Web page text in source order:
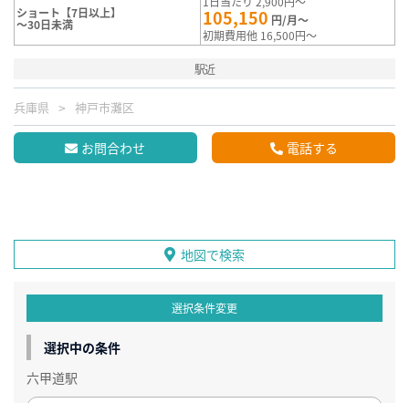
ショート【7日以上】
～30日未満 105,150 円/月～
初期費用他 16,500円～
駅近
兵庫県 神戸市灘区
お問合わせ 電話する
地図で検索
選択条件変更
選択中の条件
六甲道駅